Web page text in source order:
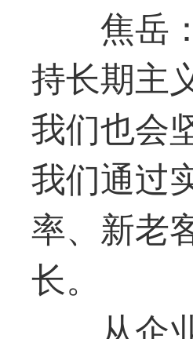
焦岳
持长期主
我们也会
我们通过
率、新老
长。
从企